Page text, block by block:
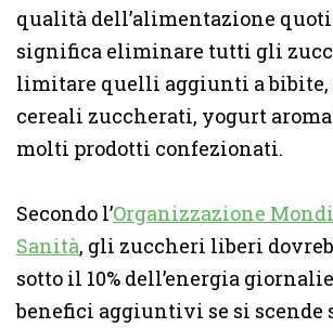
qualità dell’alimentazione
significa eliminare tutti gli
limitare quelli aggiunti a bibite,
cereali zuccherati, yogurt
molti prodotti confezionati.
Secondo l’Organizzazione
Sanità, gli zuccheri liberi
sotto il 10% dell’energia
benefici aggiuntivi se si scende